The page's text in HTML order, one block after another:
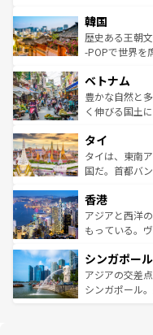
ワイを、存分に味わって
はコンテンツ
いる。アクテ
ビング、ハイ
い。オースト
参照してほしい
ン）、静ひつ
と山間の静け
驚きをもたら
容にもいいと
照してほしい。
韓国
歴史ある王朝
-POPで世界を
き、地方に足
できる。そし
まで、さまざ
リティに包ま
覧を参照して
ベトナム
豊かな自然と
く伸びる国土
急速な発展と
ーチミン市の
醸し出してい
とつ。フォー
ひ現地で味わ
が旅行者を迎
参照してほしい
タイ
タイは、東南
国だ。首都バ
の活気が交差
帯で自然と触
いビーチでリ
激する。気候
が待っている
た文化、そし
香港
アジアと西洋
もっている。
み、どこを訪
ており、効率
うな絶景から
シンガポール
アジアの交差
シンガポール